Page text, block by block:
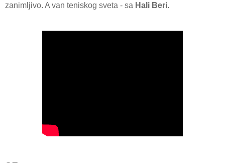
zanimljivo. A van teniskog sveta - sa Hali Beri.